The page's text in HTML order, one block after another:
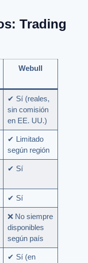
Trading
Webull
✔ Sí (reales,
sin comisión
en EE. UU.)
✔ Limitado
según región
✔ Sí
✔ Sí
❌ No siempre
disponibles
según país
✔ Sí (en